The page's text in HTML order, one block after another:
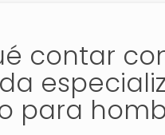
contar
para